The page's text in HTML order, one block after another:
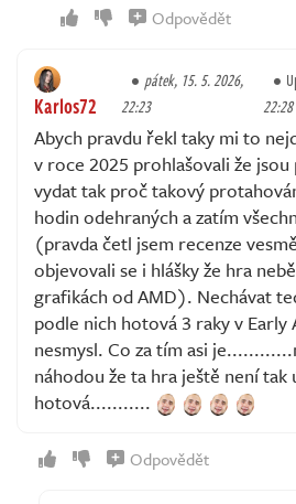
Odpovědět
Karlos72
pátek, 15. 5. 2026,
22:23
22:28
Abych pravdu řekl taky mi to
v roce 2025 prohlašovali že
vydat tak proč takový
hodin odehraných a zatím
(pravda četl jsem recenze
objevovali se i hlášky že hra
grafikách od AMD). Nechávat
podle nich hotová 3 raky v Early
nesmysl. Co za tím asi
náhodou že ta hra ještě není tak
hotová...........
Odpovědět